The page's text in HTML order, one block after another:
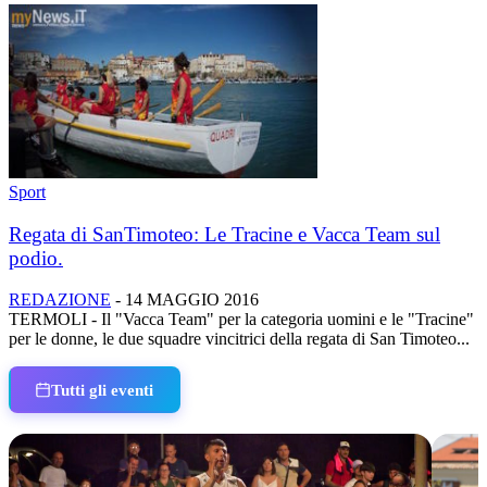
Sport
‎Regata‬ di ‪‎SanTimoteo‬: ‪Le Tracine‬ e ‪Vacca Team‬ sul
podio.
REDAZIONE - 14 MAGGIO 2016
TERMOLI - Il "Vacca Team" per la categoria uomini e le "Tracine"
per le donne, le due squadre vincitrici della regata di San Timoteo...
Tutti gli eventi